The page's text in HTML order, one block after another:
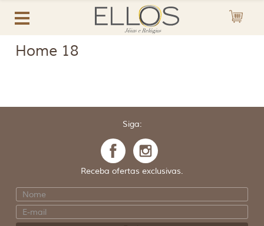
Home 18
Siga:
Receba ofertas exclusivas.